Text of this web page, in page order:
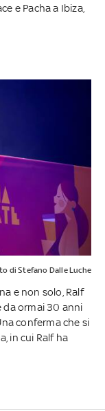
e Pacha a Ibiza,
di Stefano Dalle Luche
e non solo, Ralf
da ormai 30 anni
conferma che si
in cui Ralf ha